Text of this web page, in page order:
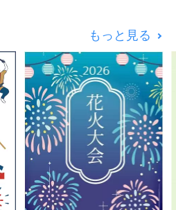
山後楽園」、倉敷美観地区といっ
化、アートなど世界に誇る観光ス
ます！
もっと見る